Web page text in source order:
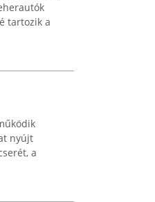
tartozik a
nyújt
a